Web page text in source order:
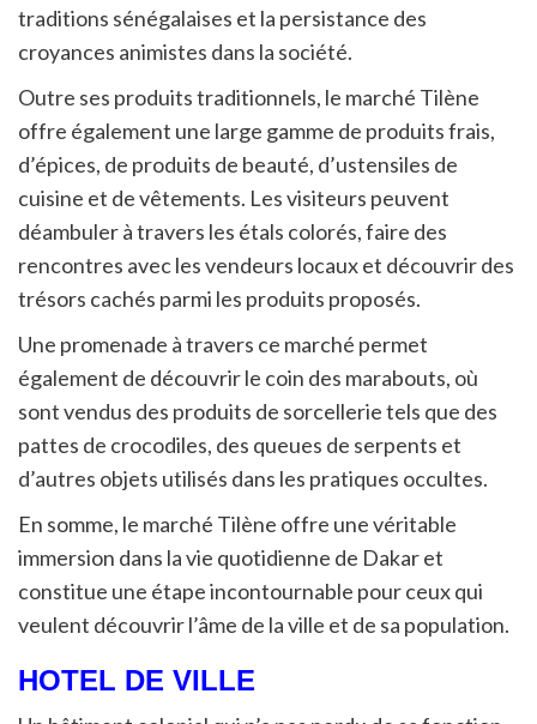
traditions sénégalaises et la persistance des
croyances animistes dans la société.
Outre ses produits traditionnels, le marché Tilène
offre également une large gamme de produits frais,
d’épices, de produits de beauté, d’ustensiles de
cuisine et de vêtements. Les visiteurs peuvent
déambuler à travers les étals colorés, faire des
rencontres avec les vendeurs locaux et découvrir des
trésors cachés parmi les produits proposés.
Une promenade à travers ce marché permet
également de découvrir le coin des marabouts, où
sont vendus des produits de sorcellerie tels que des
pattes de crocodiles, des queues de serpents et
d’autres objets utilisés dans les pratiques occultes.
En somme, le marché Tilène offre une véritable
immersion dans la vie quotidienne de Dakar et
constitue une étape incontournable pour ceux qui
veulent découvrir l’âme de la ville et de sa population.
HOTEL DE VILLE